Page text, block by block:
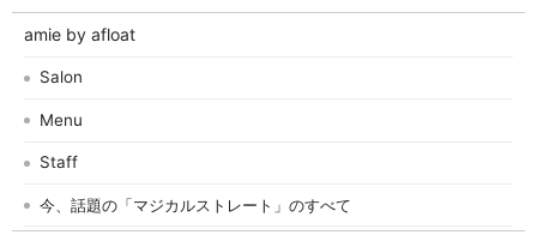
amie by afloat
Salon
Menu
Staff
今、話題の「マジカルストレート」のすべて